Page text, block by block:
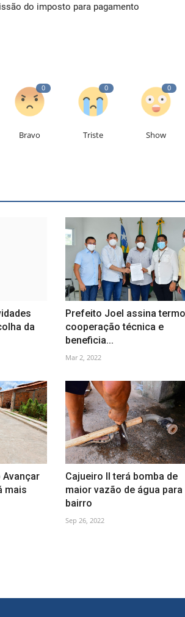
do imposto para pagamento
0
Bravo
0
Triste
0
Show
da
Prefeito Joel assina
cooperação técnica e
beneficia...
Mar 2, 2022
Avançar
mais
Cajueiro II terá bomba de
maior vazão de água para
bairro
Sep 26, 2022